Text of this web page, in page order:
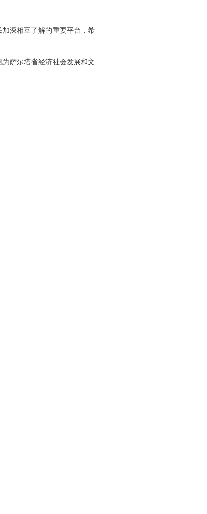
深相互了解的重要平台，希
萨尔塔省经济社会发展和文